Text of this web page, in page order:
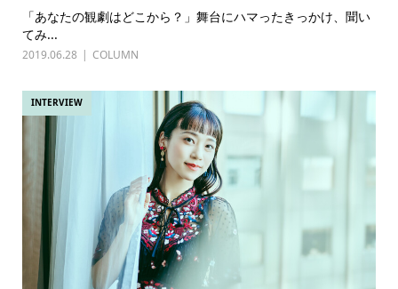
「あなたの観劇はどこから？」舞台にハマったきっかけ、聞い
てみ...
2019.06.28 COLUMN
INTERVIEW